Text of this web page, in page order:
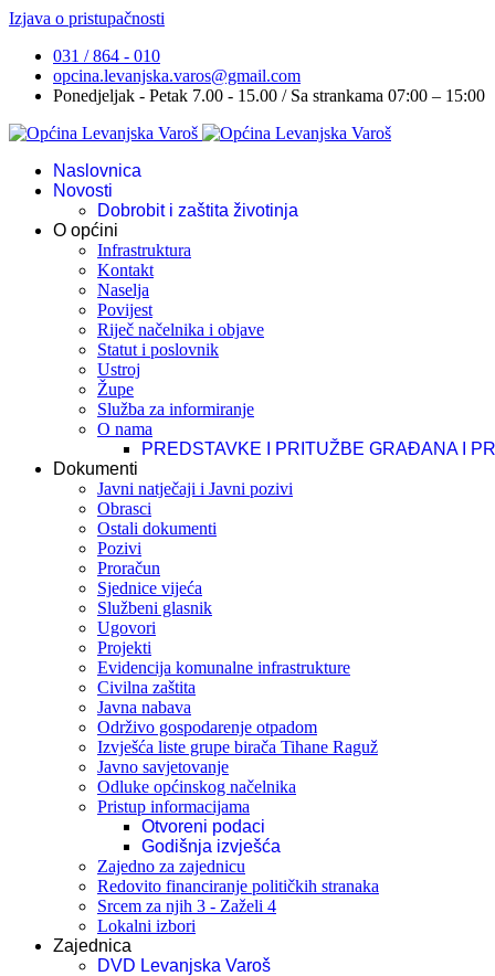
Izjava o pristupačnosti
031 / 864 - 010
opcina.levanjska.varos@gmail.com
Ponedjeljak - Petak 7.00 - 15.00 / Sa strankama 07:00 – 15:00
Naslovnica
Novosti
Dobrobit i zaštita životinja
O općini
Infrastruktura
Kontakt
Naselja
Povijest
Riječ načelnika i objave
Statut i poslovnik
Ustroj
Župe
Služba za informiranje
O nama
PREDSTAVKE I PRITUŽBE GRAĐANA I
Dokumenti
Javni natječaji i Javni pozivi
Obrasci
Ostali dokumenti
Pozivi
Proračun
Sjednice vijeća
Službeni glasnik
Ugovori
Projekti
Evidencija komunalne infrastrukture
Civilna zaštita
Javna nabava
Održivo gospodarenje otpadom
Izvješća liste grupe birača Tihane Raguž
Javno savjetovanje
Odluke općinskog načelnika
Pristup informacijama
Otvoreni podaci
Godišnja izvješća
Zajedno za zajednicu
Redovito financiranje političkih stranaka
Srcem za njih 3 - Zaželi 4
Lokalni izbori
Zajednica
DVD Levanjska Varoš